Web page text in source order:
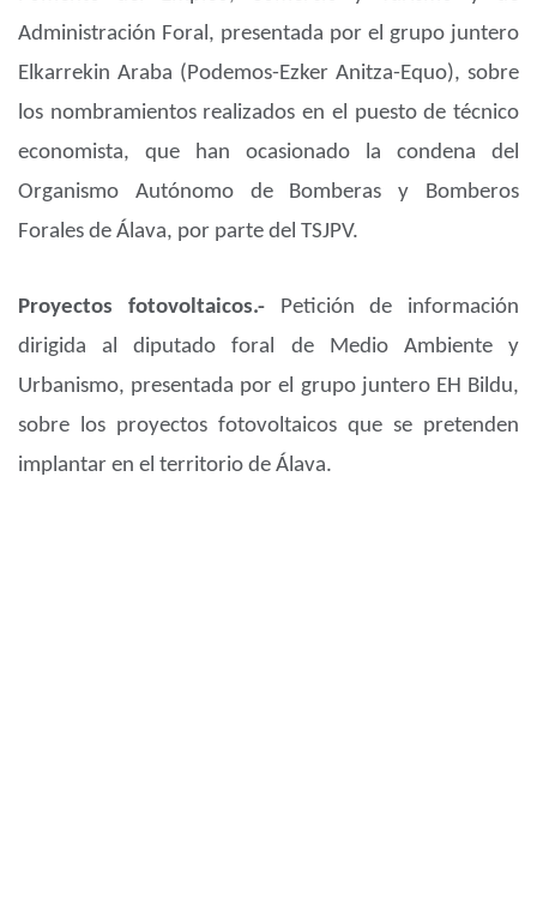
Administración Foral, presentada por el grupo juntero
Elkarrekin Araba (Podemos-Ezker Anitza-Equo), sobre
los nombramientos realizados en el puesto de técnico
economista, que han ocasionado la condena del
Organismo Autónomo de Bomberas y Bomberos
Forales de Álava, por parte del TSJPV.
Proyectos fotovoltaicos.- Petición de información
dirigida al diputado foral de Medio Ambiente y
Urbanismo, presentada por el grupo juntero EH Bildu,
sobre los proyectos fotovoltaicos que se pretenden
implantar en el territorio de Álava.